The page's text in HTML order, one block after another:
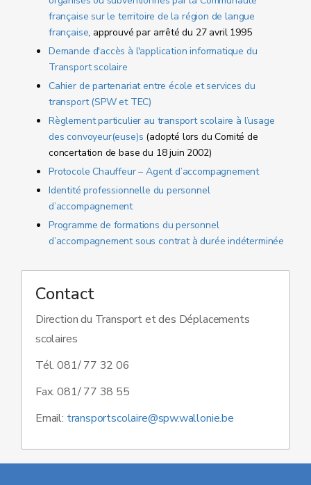
française sur le territoire de la région de langue
française, approuvé par arrêté du 27 avril 1995
Demande d'accès à l'application informatique du
Transport scolaire
Cahier de partenariat entre école et services du
transport (SPW et TEC)
Règlement particulier au transport scolaire à l’usage
des convoyeur(euse)s (adopté lors du Comité de
concertation de base du 18 juin 2002)
Protocole Chauffeur – Agent d’accompagnement
Identité professionnelle du personnel
d’accompagnement
Programme de formations du personnel
d’accompagnement sous contrat à durée indéterminée
Contact
Direction du Transport et des Déplacements
scolaires
Tél. 081/ 77 32 06
Fax. 081/ 77 38 55
Email: transportscolaire@spw.wallonie.be